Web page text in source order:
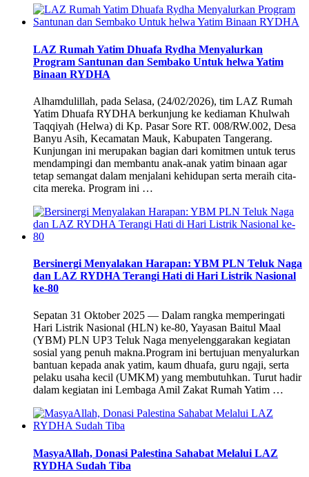
LAZ Rumah Yatim Dhuafa Rydha Menyalurkan
Program Santunan dan Sembako Untuk helwa Yatim
Binaan RYDHA
Alhamdulillah, pada Selasa, (24/02/2026), tim LAZ Rumah
Yatim Dhuafa RYDHA berkunjung ke kediaman Khulwah
Taqqiyah (Helwa) di Kp. Pasar Sore RT. 008/RW.002, Desa
Banyu Asih, Kecamatan Mauk, Kabupaten Tangerang.
Kunjungan ini merupakan bagian dari komitmen untuk terus
mendampingi dan membantu anak-anak yatim binaan agar
tetap semangat dalam menjalani kehidupan serta meraih cita-
cita mereka. Program ini …
Bersinergi Menyalakan Harapan: YBM PLN Teluk Naga
dan LAZ RYDHA Terangi Hati di Hari Listrik Nasional
ke-80
Sepatan 31 Oktober 2025 — Dalam rangka memperingati
Hari Listrik Nasional (HLN) ke-80, Yayasan Baitul Maal
(YBM) PLN UP3 Teluk Naga menyelenggarakan kegiatan
sosial yang penuh makna.Program ini bertujuan menyalurkan
bantuan kepada anak yatim, kaum dhuafa, guru ngaji, serta
pelaku usaha kecil (UMKM) yang membutuhkan. Turut hadir
dalam kegiatan ini Lembaga Amil Zakat Rumah Yatim …
MasyaAllah, Donasi Palestina Sahabat Melalui LAZ
RYDHA Sudah Tiba